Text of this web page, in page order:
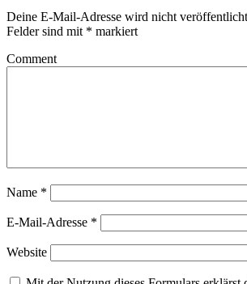
Deine E-Mail-Adresse wird nicht
Felder sind mit * markiert
Comment
Name *
E-Mail-Adresse *
Website